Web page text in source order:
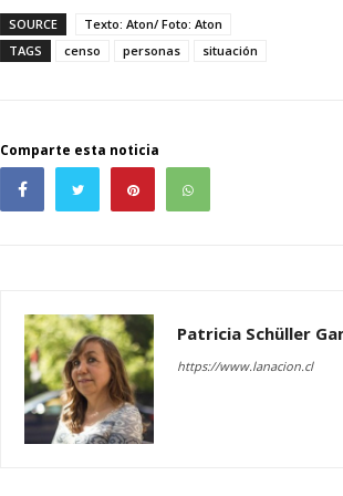
SOURCE
Texto: Aton/ Foto: Aton
TAGS
censo personas situación
Comparte esta noticia
Patricia Schüller
https://www.lanacion.cl